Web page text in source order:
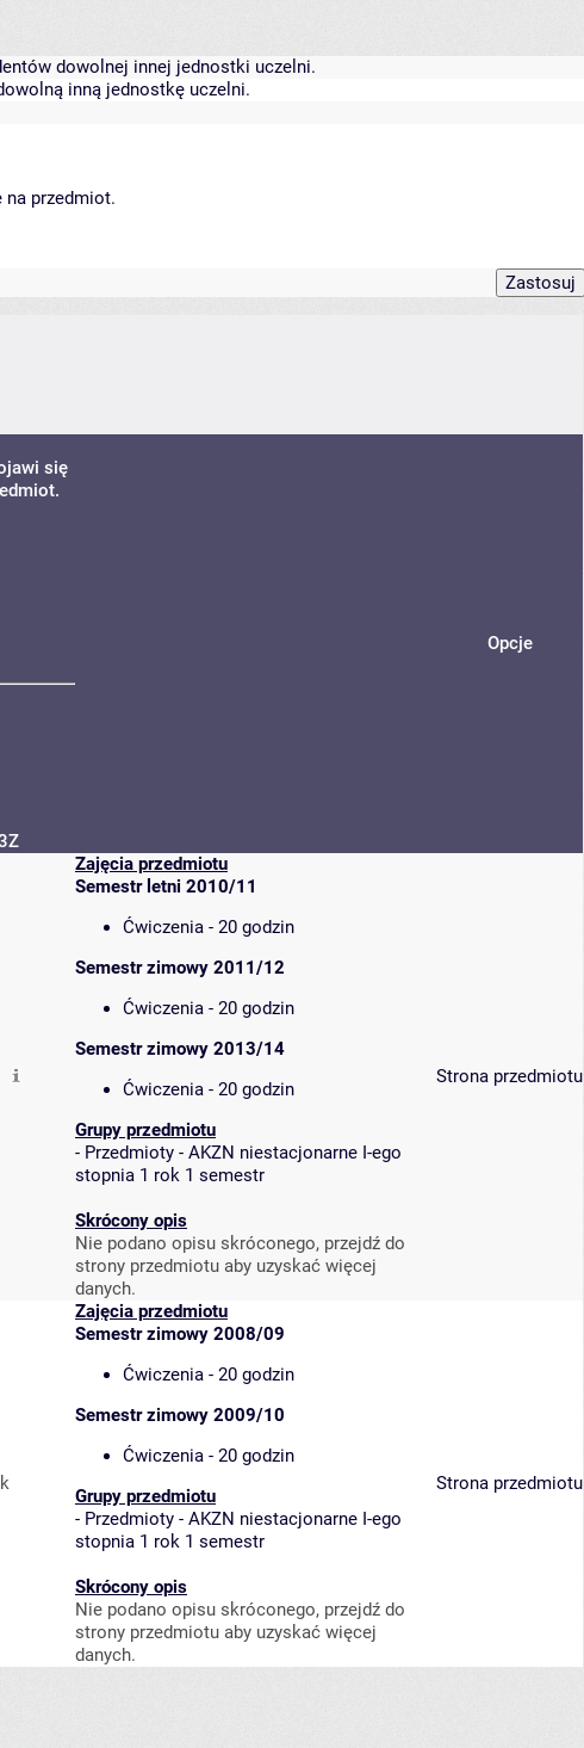
dowolnej innej jednostki uczelni.
inną jednostkę uczelni.
przedmiot.
się
Opcje
Zajęcia przedmiotu
Semestr letni 2010/11
Ćwiczenia - 20 godzin
Semestr zimowy 2011/12
Ćwiczenia - 20 godzin
Semestr zimowy 2013/14
Ćwiczenia - 20 godzin
Grupy przedmiotu
- Przedmioty - AKZN niestacjonarne I-ego
stopnia 1 rok 1 semestr
Skrócony opis
Nie podano opisu skróconego, przejdź do
strony przedmiotu aby uzyskać więcej
danych.
Strona przedmiotu
Zajęcia przedmiotu
Semestr zimowy 2008/09
Ćwiczenia - 20 godzin
Semestr zimowy 2009/10
Ćwiczenia - 20 godzin
Grupy przedmiotu
- Przedmioty - AKZN niestacjonarne I-ego
stopnia 1 rok 1 semestr
Skrócony opis
Nie podano opisu skróconego, przejdź do
strony przedmiotu aby uzyskać więcej
danych.
Strona przedmiotu